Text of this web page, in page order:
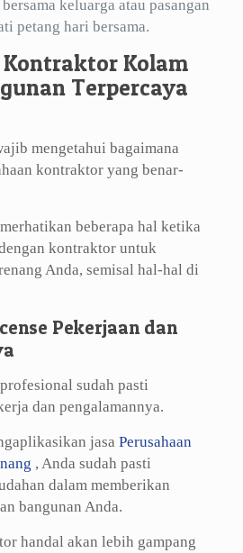
keluarga atau pasangan
petang hari bersama.
Kolam
Terpercaya
mengetahui bagaimana
kontraktor yang benar-
beberapa hal ketika
kontraktor untuk
Anda, semisal hal-hal di
Pekerjaan dan
sudah pasti
dan pengalamannya.
jasa Perusahaan
, Anda sudah pasti
dalam memberikan
bangunan Anda.
handal akan lebih gampang